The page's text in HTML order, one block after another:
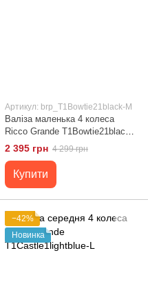
Артикул: brp_T1Bowtie21black-M
Валіза маленька 4 колеса
Ricco Grande T1Bowtie21black-
M
2 395 грн 4 299 грн
Купити
−42%
Новинка